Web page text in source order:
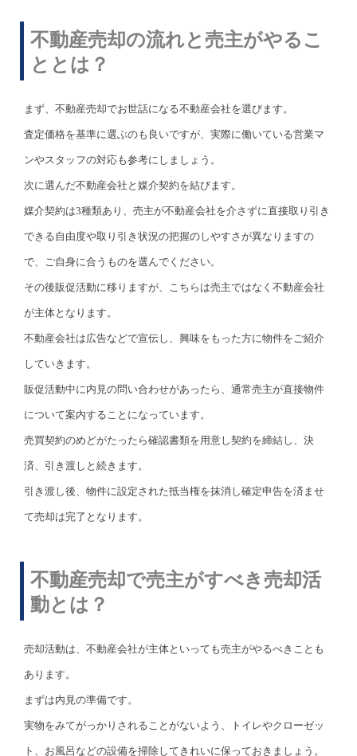
不動産売却の流れと売主がやるこ
ととは？
まず、不動産売却でお世話になる不動産会社を選びます。
査定価格を基準に選ぶのも良いですが、実際に働いている営業マ
ンやスタッフの対応も参考にしましょう。
次に選んだ不動産会社と媒介契約を結びます。
媒介契約は3種類あり、売主が不動産会社を介さずに直接取り引き
できる自由度や取り引き状況の把握のしやすさが異なりますの
で、ご自身に合うものを選んでください。
その後販促活動に移りますが、こちらは売主ではなく不動産会社
が主体となります。
不動産会社は広告などで宣伝し、興味をもった方に物件をご紹介
していきます。
販促活動中に内見の問い合わせがあったら、通常売主が直接物件
について案内することになっています。
売買契約のめどがたったら確認書類を用意し契約を締結し、決
済、引き渡しと続きます。
引き渡し後、物件に設定された抵当権を抹消し確定申告を済ませ
て売却は完了となります。
不動産売却で売主がすべき売却活
動とは？
売却活動は、不動産会社が主体といっても売主がやるべきことも
あります。
まずは内見の準備です。
実物をみてがっかりされることがないよう、トイレやクローゼッ
ト、お風呂などの設備を掃除してきれいに保っておきましょう。